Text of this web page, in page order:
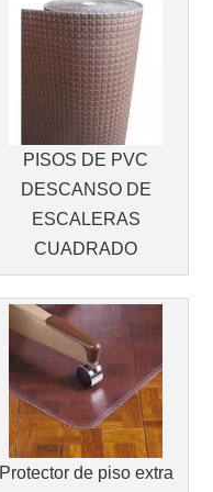
PISOS DE PVC
DESCANSO DE
ESCALERAS
CUADRADO
Protector de piso extra